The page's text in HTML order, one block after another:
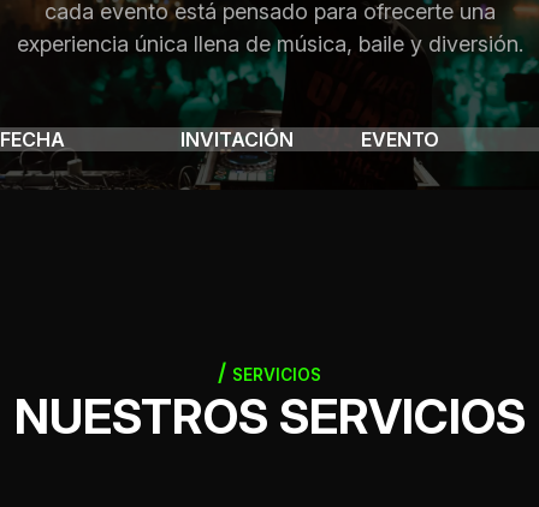
cada evento está pensado para ofrecerte una
experiencia única llena de música, baile y diversión.
FECHA INVITACIÓN EVENTO
SERVICIOS
NUESTROS SERVICIOS